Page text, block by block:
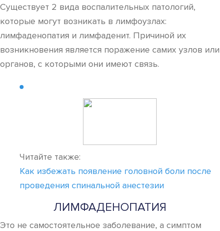
Существует 2 вида воспалительных патологий,
которые могут возникать в лимфоузлах:
лимфаденопатия и лимфаденит. Причиной их
возникновения является поражение самих узлов или
органов, с которыми они имеют связь.
Читайте также:
Как избежать появление головной боли после
проведения спинальной анестезии
ЛИМФАДЕНОПАТИЯ
Это не самостоятельное заболевание, а симптом